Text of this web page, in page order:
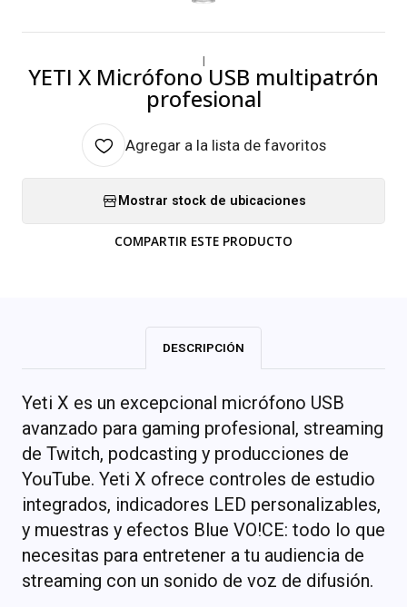
|
YETI X Micrófono USB multipatrón
profesional
Agregar a la lista de favoritos
Mostrar stock de ubicaciones
COMPARTIR ESTE PRODUCTO
DESCRIPCIÓN
Yeti X es un excepcional micrófono USB
avanzado para gaming profesional, streaming
de Twitch, podcasting y producciones de
YouTube. Yeti X ofrece controles de estudio
integrados, indicadores LED personalizables,
y muestras y efectos Blue VO!CE: todo lo que
necesitas para entretener a tu audiencia de
streaming con un sonido de voz de difusión.